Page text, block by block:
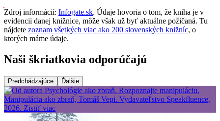
Zdroj informácií: Infogate.sk. Údaje hovoria o tom, že kniha je v
evidencii danej knižnice, môže však už byť aktuálne požičaná. Tu
nájdete zoznam všetkých viac ako 200 slovenských knižníc, o
ktorých máme údaje.
Naši škriatkovia odporúčajú
Predchádzajúce Ďalšie